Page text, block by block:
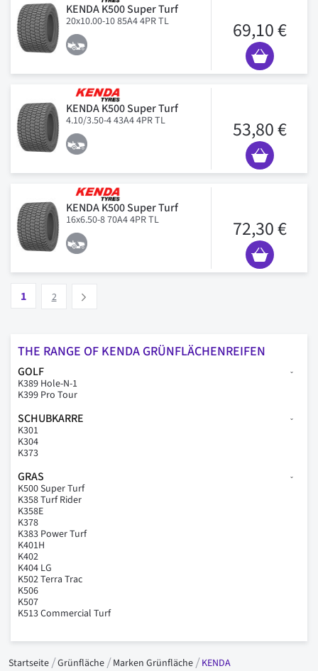
KENDA K500 Super Turf
20x10.00-10 85A4 4PR TL 69,10 €
KENDA K500 Super Turf
4.10/3.50-4 43A4 4PR TL 53,80 €
KENDA K500 Super Turf
16x6.50-8 70A4 4PR TL 72,30 €
Vous lisez actuellement la page
1 2
THE RANGE OF KENDA GRÜNFLÄCHENREIFEN
GOLF
K389 Hole-N-1
K399 Pro Tour
SCHUBKARRE
K301
K304
K373
GRAS
K500 Super Turf
K358 Turf Rider
K358E
K378
K383 Power Turf
K401H
K402
K404 LG
K502 Terra Trac
K506
K507
K513 Commercial Turf
Startseite Grünfläche Marken Grünfläche KENDA